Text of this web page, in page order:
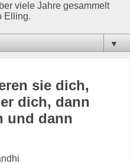
viele Jahre gesammelt
Elling.
▼
sie dich,
dich, dann
und dann